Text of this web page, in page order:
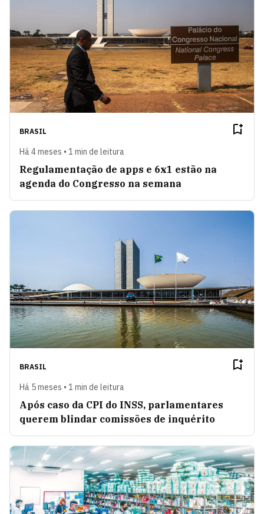
BRASIL
Há 4 meses • 1 min de leitura
Regulamentação de apps e 6x1 estão na
agenda do Congresso na semana
BRASIL
Há 5 meses • 1 min de leitura
Após caso da CPI do INSS, parlamentares
querem blindar comissões de inquérito